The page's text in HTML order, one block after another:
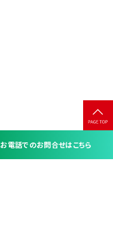
お電話でのお問合せはこちら